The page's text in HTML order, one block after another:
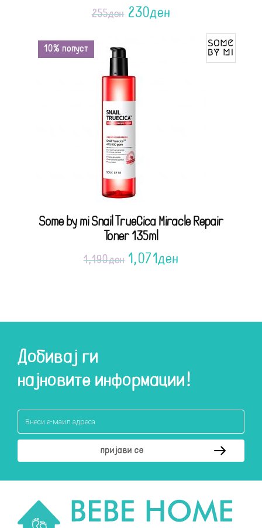
255ден 230ден
10% попуст
Some by mi Snail TrueCica Miracle Repair
Toner 135ml
1,190ден 1,071ден
Добивај ги
најновите информации!